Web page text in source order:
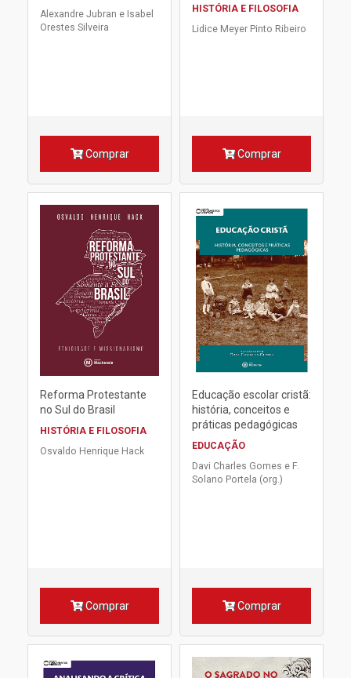
Alexandre Jubran e Isabel
Orestes Silveira
Comprar
HISTÓRIA E FILOSOFIA
Lidice Meyer Pinto Ribeiro
Comprar
Reforma Protestante
no Sul do Brasil
HISTÓRIA E FILOSOFIA
Osvaldo Henrique Hack
Comprar
Educação escolar cristã:
história, conceitos e
práticas pedagógicas
EDUCAÇÃO
Davi Charles Gomes e F.
Solano Portela (org.)
Comprar